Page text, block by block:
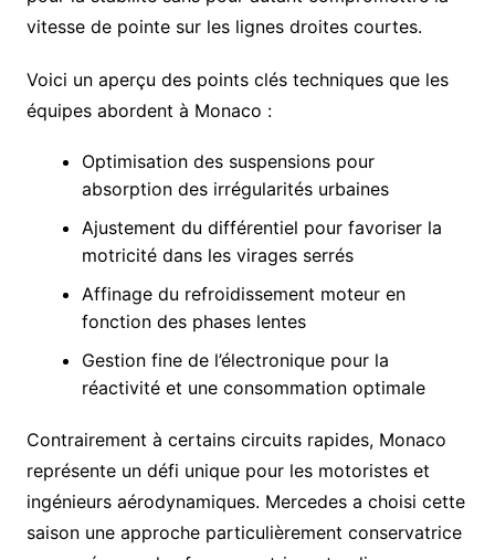
vitesse de pointe sur les lignes droites courtes.
Voici un aperçu des points clés techniques que les
équipes abordent à Monaco :
Optimisation des suspensions pour
absorption des irrégularités urbaines
Ajustement du différentiel pour favoriser la
motricité dans les virages serrés
Affinage du refroidissement moteur en
fonction des phases lentes
Gestion fine de l’électronique pour la
réactivité et une consommation optimale
Contrairement à certains circuits rapides, Monaco
représente un défi unique pour les motoristes et
ingénieurs aérodynamiques. Mercedes a choisi cette
saison une approche particulièrement conservatrice